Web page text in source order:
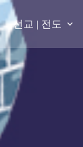
선교 | 전도